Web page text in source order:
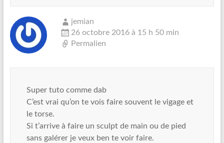
jemian
26 octobre 2016 à 15 h 50 min
Permalien
Super tuto comme dab
C’est vrai qu’on te vois faire souvent le vigage et
le torse.
Si t’arrive à faire un sculpt de main ou de pied
sans galérer je veux ben te voir faire.